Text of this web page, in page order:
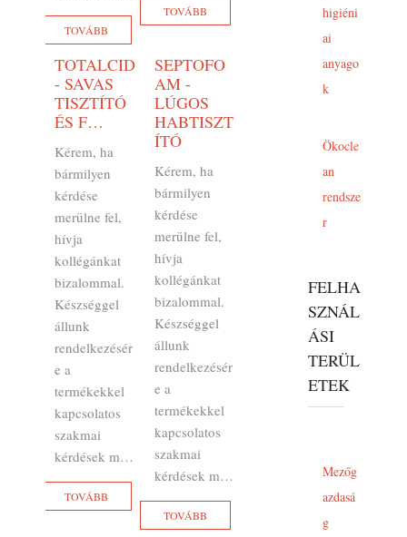
TOVÁBB
TOVÁBB
TOTALCID
- SAVAS
TISZTÍTÓ
ÉS F…
Kérem, ha
bármilyen
kérdése
merülne fel,
hívja
kollégánkat
bizalommal.
Készséggel
állunk
rendelkezésér
e a
termékekkel
kapcsolatos
szakmai
kérdések m…
TOVÁBB
SEPTOFO
AM -
LÚGOS
HABTISZT
ÍTÓ
Kérem, ha
bármilyen
kérdése
merülne fel,
hívja
kollégánkat
bizalommal.
Készséggel
állunk
rendelkezésér
e a
termékekkel
kapcsolatos
szakmai
kérdések m…
TOVÁBB
higiéni
ai
anyago
k
Ökocle
an
rendsze
r
FELHA
SZNÁL
ÁSI
TERÜL
ETEK
Mezőg
azdasá
g